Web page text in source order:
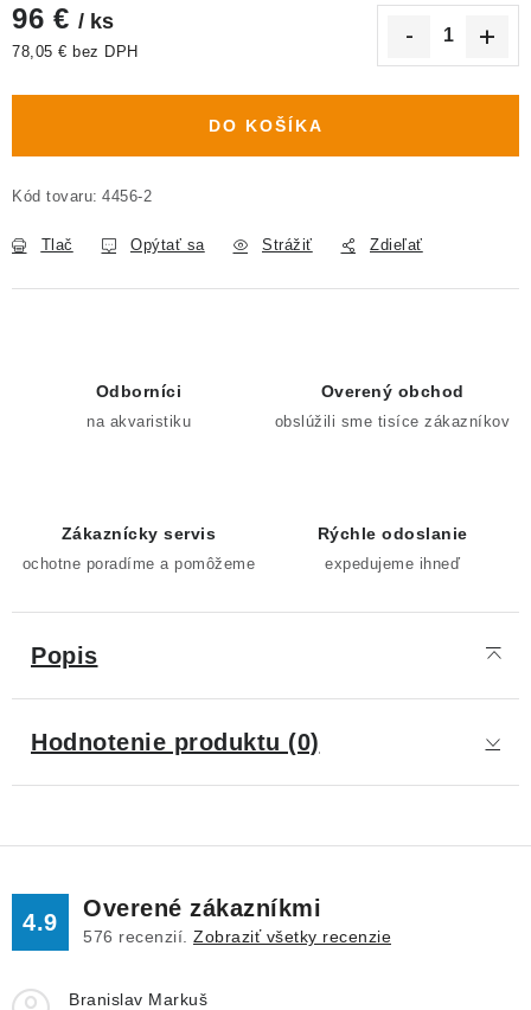
96 € / ks
78,05 € bez DPH
DO KOŠÍKA
Kód tovaru: 4456-2
Tlač Opýtať sa Strážiť Zdieľať
Odborníci
na akvaristiku
Overený obchod
obslúžili sme tisíce zákazníkov
Zákaznícky servis
ochotne poradíme a pomôžeme
Rýchle odoslanie
expedujeme ihneď
Popis
Hodnotenie produktu (0)
4.9
Overené zákazníkmi
576 recenzií. Zobraziť všetky recenzie
Branislav Markuš